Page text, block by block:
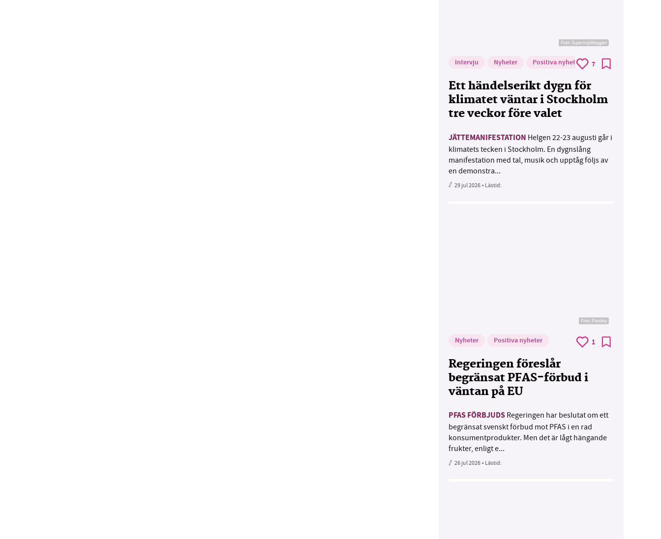
Foto: Supermijöbloggen
Intervju Nyheter Positiva nyheter 7
Ett händelserikt dygn för
klimatet väntar i Stockholm
tre veckor före valet
JÄTTEMANIFESTATION Helgen 22-23 augusti går i
klimatets tecken i Stockholm. En dygnslång
manifestation med tal, musik och upptåg följs av
en demonstra...
29 jul 2026• Lästid:
Foto:Pixabay
Nyheter Positiva nyheter 1
Regeringen föreslår
begränsat PFAS-förbud i
väntan på EU
PFAS FÖRBJUDS Regeringen har beslutat om ett
begränsat svenskt förbud mot PFAS i en rad
konsumentprodukter. Men det är lågt hängande
frukter, enligt e...
26 jul 2026• Lästid: